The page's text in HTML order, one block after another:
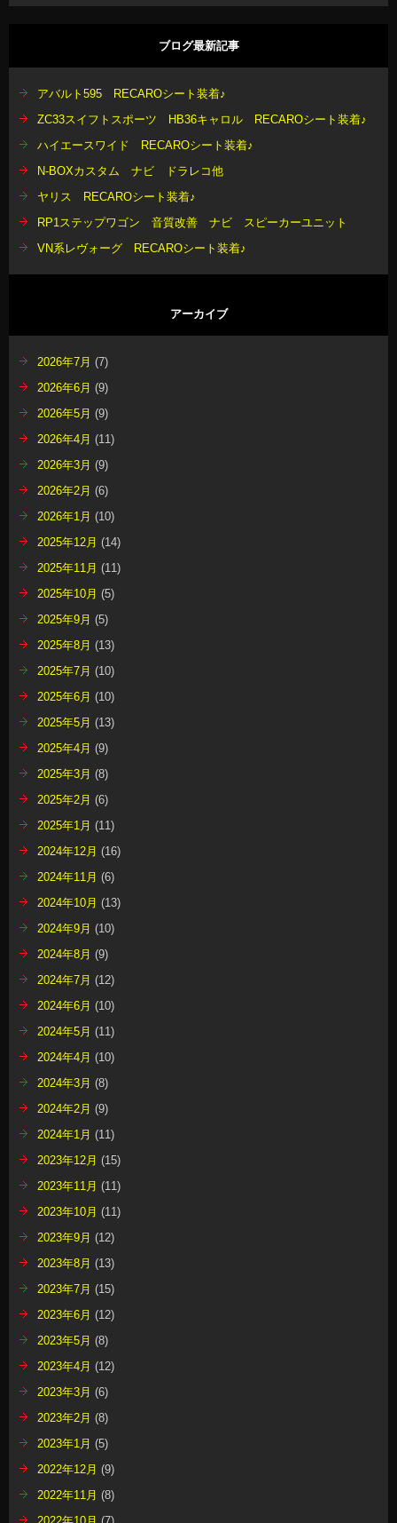
ブログ最新記事
アバルト595 RECAROシート装着♪
ZC33スイフトスポーツ HB36キャロル RECAROシート装着♪
ハイエースワイド RECAROシート装着♪
N-BOXカスタム ナビ ドラレコ他
ヤリス RECAROシート装着♪
RP1ステップワゴン 音質改善 ナビ スピーカーユニット
VN系レヴォーグ RECAROシート装着♪
アーカイブ
2026年7月 (7)
2026年6月 (9)
2026年5月 (9)
2026年4月 (11)
2026年3月 (9)
2026年2月 (6)
2026年1月 (10)
2025年12月 (14)
2025年11月 (11)
2025年10月 (5)
2025年9月 (5)
2025年8月 (13)
2025年7月 (10)
2025年6月 (10)
2025年5月 (13)
2025年4月 (9)
2025年3月 (8)
2025年2月 (6)
2025年1月 (11)
2024年12月 (16)
2024年11月 (6)
2024年10月 (13)
2024年9月 (10)
2024年8月 (9)
2024年7月 (12)
2024年6月 (10)
2024年5月 (11)
2024年4月 (10)
2024年3月 (8)
2024年2月 (9)
2024年1月 (11)
2023年12月 (15)
2023年11月 (11)
2023年10月 (11)
2023年9月 (12)
2023年8月 (13)
2023年7月 (15)
2023年6月 (12)
2023年5月 (8)
2023年4月 (12)
2023年3月 (6)
2023年2月 (8)
2023年1月 (5)
2022年12月 (9)
2022年11月 (8)